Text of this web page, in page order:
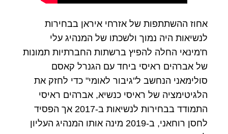
אחוז ההשתתפות של אזרחי איראן בבחירות
לנשיאות היה נמוך ולשכתו של המנהיג עלי
ח'מינאי החלה להפיץ ברשתות החברתיות תמונות
של אברהים ראיסי ביחד עם הגנרל קאסם
סולימאני הנחשב ל"גיבור לאומי" כדי לחזק את
הלגיטימציה של ראיסי כנשיא, אברהים ראיסי
התמודד בבחירות לנשיאות ב-2017 אך הפסיד
לחסן רוחאני, ב-2019 מינה אותו המנהיג העליון